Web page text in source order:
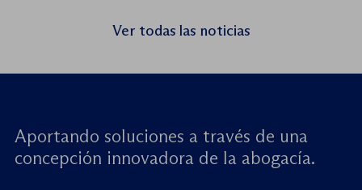
seminario web internacional «Trata de
menores: reforzando la rendición de
Ver todas las noticias
Aportando soluciones a través de una
concepción innovadora de la abogacía.